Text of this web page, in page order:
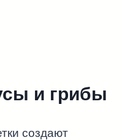
и грибы
создают